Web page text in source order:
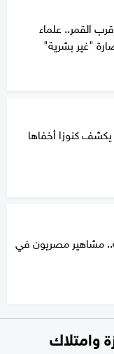
القمر.. علماء
"غير بشرية"
يكشف كنوزا أخفاها
مشاهير مصريون في
وامتلاك